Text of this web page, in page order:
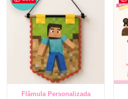
Flâmula Personalizada